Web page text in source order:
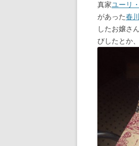
真家ユーリ
があった春
したお嬢さ
びしたとか、